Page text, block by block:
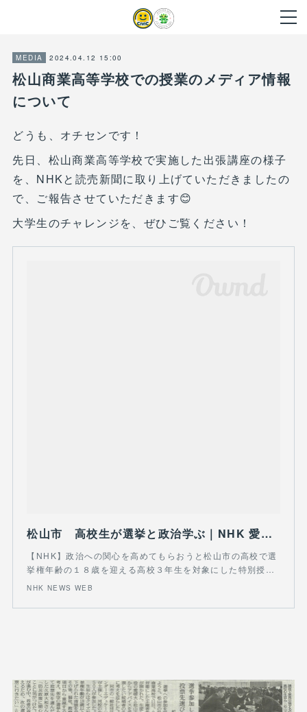
MEDIA 2024.04.12 15:00
松山商業高等学校での授業のメディア情報
について
どうも、オチセンです！
先日、松山商業高等学校で実施した出張講座の様子
を、NHKと読売新聞に取り上げていただきましたの
で、ご報告させていただきます😊
大学生のチャレンジを、ぜひご覧ください！
松山市 高校生が選挙と政治学ぶ｜NHK 愛媛のニュース
【NHK】政治への関心を高めてもらおうと松山市の高校で選
挙権年齢の１８歳を迎える高校３年生を対象にした特別授…
NHK NEWS WEB